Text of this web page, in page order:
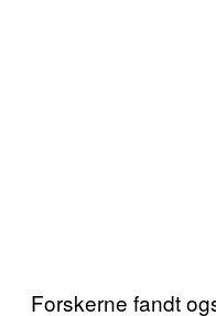
Forskerne fandt